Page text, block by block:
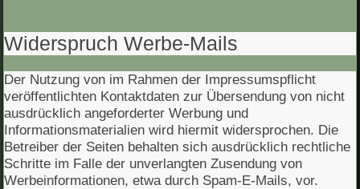
Widerspruch Werbe-Mails
Der Nutzung von im Rahmen der Impressumspflicht
veröffentlichten Kontaktdaten zur Übersendung von nicht
ausdrücklich angeforderter Werbung und
Informationsmaterialien wird hiermit widersprochen. Die
Betreiber der Seiten behalten sich ausdrücklich rechtliche
Schritte im Falle der unverlangten Zusendung von
Werbeinformationen, etwa durch Spam-E-Mails, vor.